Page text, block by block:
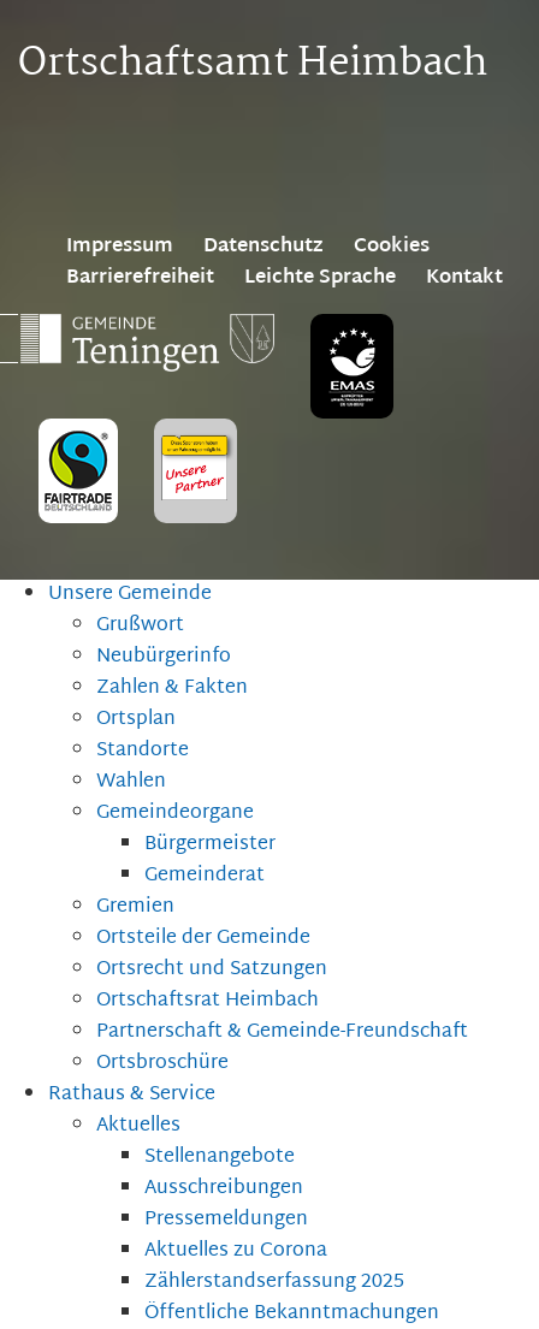
Ortschaftsamt Heimbach
Impressum Datenschutz
Cookies
Barrierefreiheit
Leichte Sprache Kontakt
Unsere Gemeinde
Grußwort
Neubürgerinfo
Zahlen & Fakten
Ortsplan
Standorte
Wahlen
Gemeindeorgane
Bürgermeister
Gemeinderat
Gremien
Ortsteile der Gemeinde
Ortsrecht und Satzungen
Ortschaftsrat Heimbach
Partnerschaft & Gemeinde-Freundschaft
Ortsbroschüre
Rathaus & Service
Aktuelles
Stellenangebote
Ausschreibungen
Pressemeldungen
Aktuelles zu Corona
Zählerstandserfassung 2025
Öffentliche Bekanntmachungen